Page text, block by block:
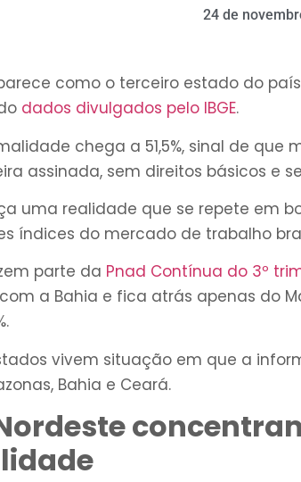
24 de
como o terceiro estado do
dados divulgados pelo IBGE.
chega a 51,5%, sinal de
assinada, sem direitos básicos e
uma realidade que se repete em
índices do mercado de trabalho
parte da Pnad Contínua do 3º
a Bahia e fica atrás apenas do
vivem situação em que a
Bahia e Ceará.